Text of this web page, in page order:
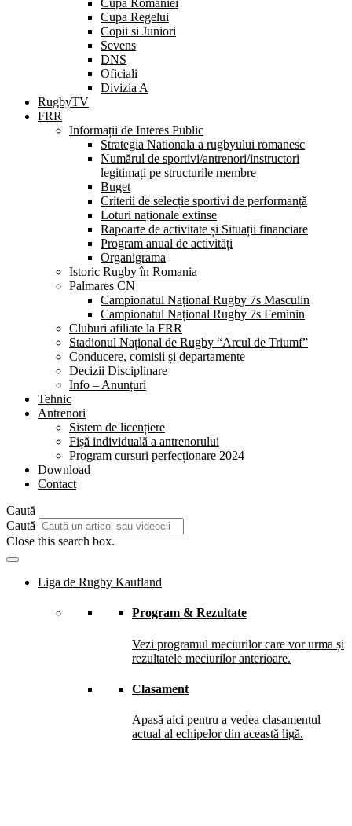
Cupa României
Cupa Regelui
Copii si Juniori
Sevens
DNS
Oficiali
Divizia A
RugbyTV
FRR
Informații de Interes Public
Strategia Nationala a rugbyului romanesc
Numărul de sportivi/antrenori/instructori
legitimați pe structurile membre
Buget
Criterii de selecție sportivi de performanță
Loturi naționale extinse
Rapoarte de activitate și Situații financiare
Program anual de activități
Organigrama
Istoric Rugby în Romania
Palmares CN
Campionatul Național Rugby 7s Masculin
Campionatul Național Rugby 7s Feminin
Cluburi afiliate la FRR
Stadionul Național de Rugby “Arcul de Triumf”
Conducere, comisii și departamente
Decizii Disciplinare
Info – Anunțuri
Tehnic
Antrenori
Sistem de licențiere
Fișă individuală a antrenorului
Program cursuri perfecționare 2024
Download
Contact
Caută
Caută
Close this search box.
Liga de Rugby Kaufland
Program & Rezultate
Vezi programul meciurilor care vor urma și
rezultatele meciurilor anterioare.
Clasament
Apasă aici pentru a vedea clasamentul
actual al echipelor din această ligă.